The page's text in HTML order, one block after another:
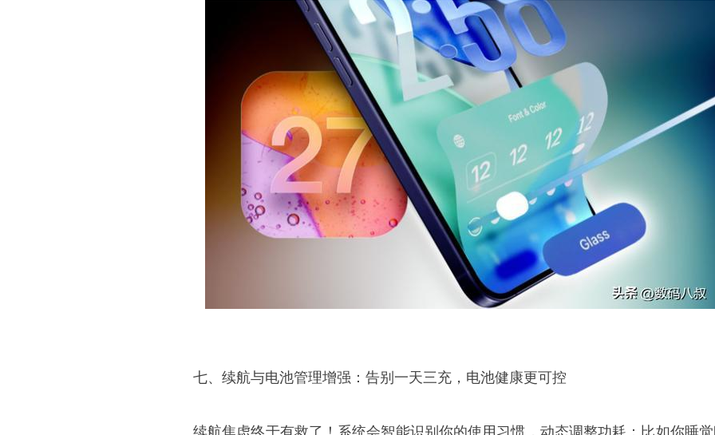
七、续航与电池管理增强：告别一天三充，电池健康更可控
续航焦虑终于有救了！系统会智能识别你的使用习惯，动态调整功耗：比如你睡